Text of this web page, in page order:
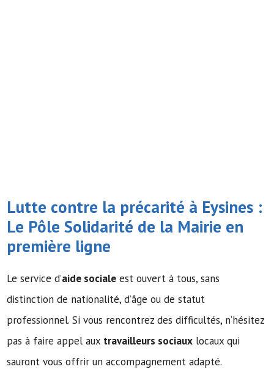
Lutte contre la précarité à Eysines :
Le Pôle Solidarité de la Mairie en
première ligne
Le service d’aide sociale est ouvert à tous, sans
distinction de nationalité, d’âge ou de statut
professionnel. Si vous rencontrez des difficultés, n’hésitez
pas à faire appel aux travailleurs sociaux locaux qui
sauront vous offrir un accompagnement adapté.